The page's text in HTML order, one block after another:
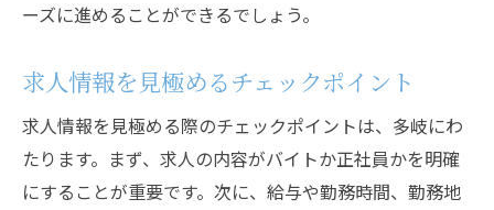
ーズに進めることができるでしょう。
求人情報を見極めるチェックポイント
求人情報を見極める際のチェックポイントは、多岐にわ
たります。まず、求人の内容がバイトか正社員かを明確
にすることが重要です。次に、給与や勤務時間、勤務地